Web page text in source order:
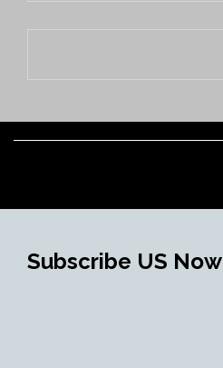
Subscribe US Now